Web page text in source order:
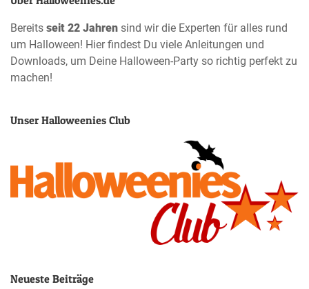
Bereits seit 22 Jahren sind wir die Experten für alles rund
um Halloween! Hier findest Du viele Anleitungen und
Downloads, um Deine Halloween-Party so richtig perfekt zu
machen!
Unser Halloweenies Club
Neueste Beiträge